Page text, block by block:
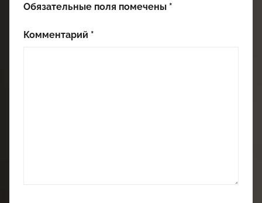
Обязательные поля помечены *
Комментарий *